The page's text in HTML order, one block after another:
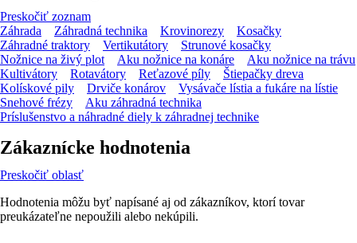
Preskočiť zoznam
Záhrada
Záhradná technika Krovinorezy
Kosačky
Záhradné traktory
Vertikutátory
Strunové kosačky
Nožnice na živý plot
Aku nožnice na konáre
Aku nožnice na trávu
Kultivátory
Rotavátory Reťazové píly
Štiepačky dreva
Kolískové pily
Drviče konárov
Vysávače lístia a fukáre na lístie
Snehové frézy
Aku záhradná technika
Príslušenstvo a náhradné diely k záhradnej technike
Zákaznícke hodnotenia
Preskočiť oblasť
Hodnotenia môžu byť napísané aj od zákazníkov, ktorí tovar
preukázateľne nepoužili alebo nekúpili.